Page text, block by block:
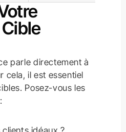
parle directement à
cela, il est essentiel
Posez-vous les